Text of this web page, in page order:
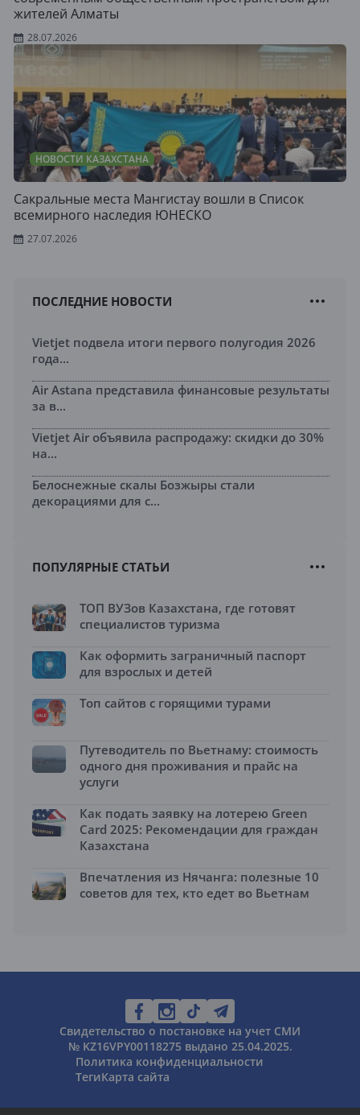
жителей Алматы
28.07.2026
НОВОСТИ КАЗАХСТАНА
Сакральные места Мангистау вошли в Список
всемирного наследия ЮНЕСКО
27.07.2026
ПОСЛЕДНИЕ НОВОСТИ
Vietjet подвела итоги первого полугодия 2026
года...
Air Astana представила финансовые результаты
за в...
Vietjet Air объявила распродажу: скидки до 30%
на...
Белоснежные скалы Бозжыры стали
декорациями для с...
ПОПУЛЯРНЫЕ СТАТЬИ
ТОП ВУЗов Казахстана, где готовят
специалистов туризма
Как оформить заграничный паспорт
для взрослых и детей
Топ сайтов с горящими турами
Путеводитель по Вьетнаму: стоимость
одного дня проживания и прайс на
услуги
Как подать заявку на лотерею Green
Card 2025: Рекомендации для граждан
Казахстана
Впечатления из Нячанга: полезные 10
советов для тех, кто едет во Вьетнам
Свидетельство о постановке на учет СМИ
№ KZ16VPY00118275 выдано 25.04.2025.
Политика конфиденциальности
ТегиКарта сайта